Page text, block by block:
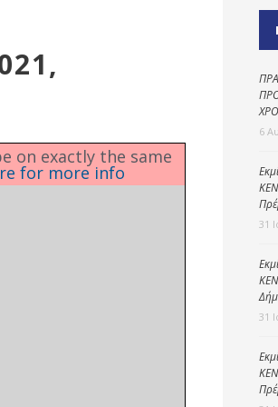
προστασία
on exactly the same
for more info
6
31
31